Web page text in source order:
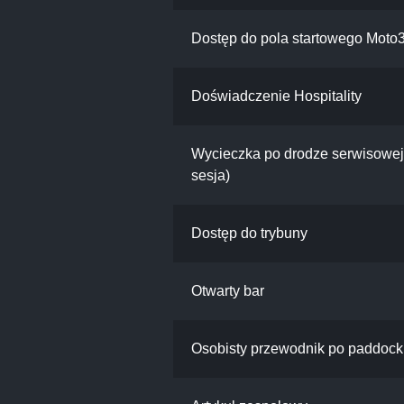
Dostęp do pola startowego
Doświadczenie Hospitality
Wycieczka po drodze
sesja)
Dostęp do trybuny
Otwarty bar
Osobisty przewodnik po